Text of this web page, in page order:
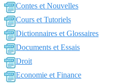
Contes et Nouvelles
Cours et Tutoriels
Dictionnaires et Glossaires
Documents et Essais
Droit
Economie et Finance